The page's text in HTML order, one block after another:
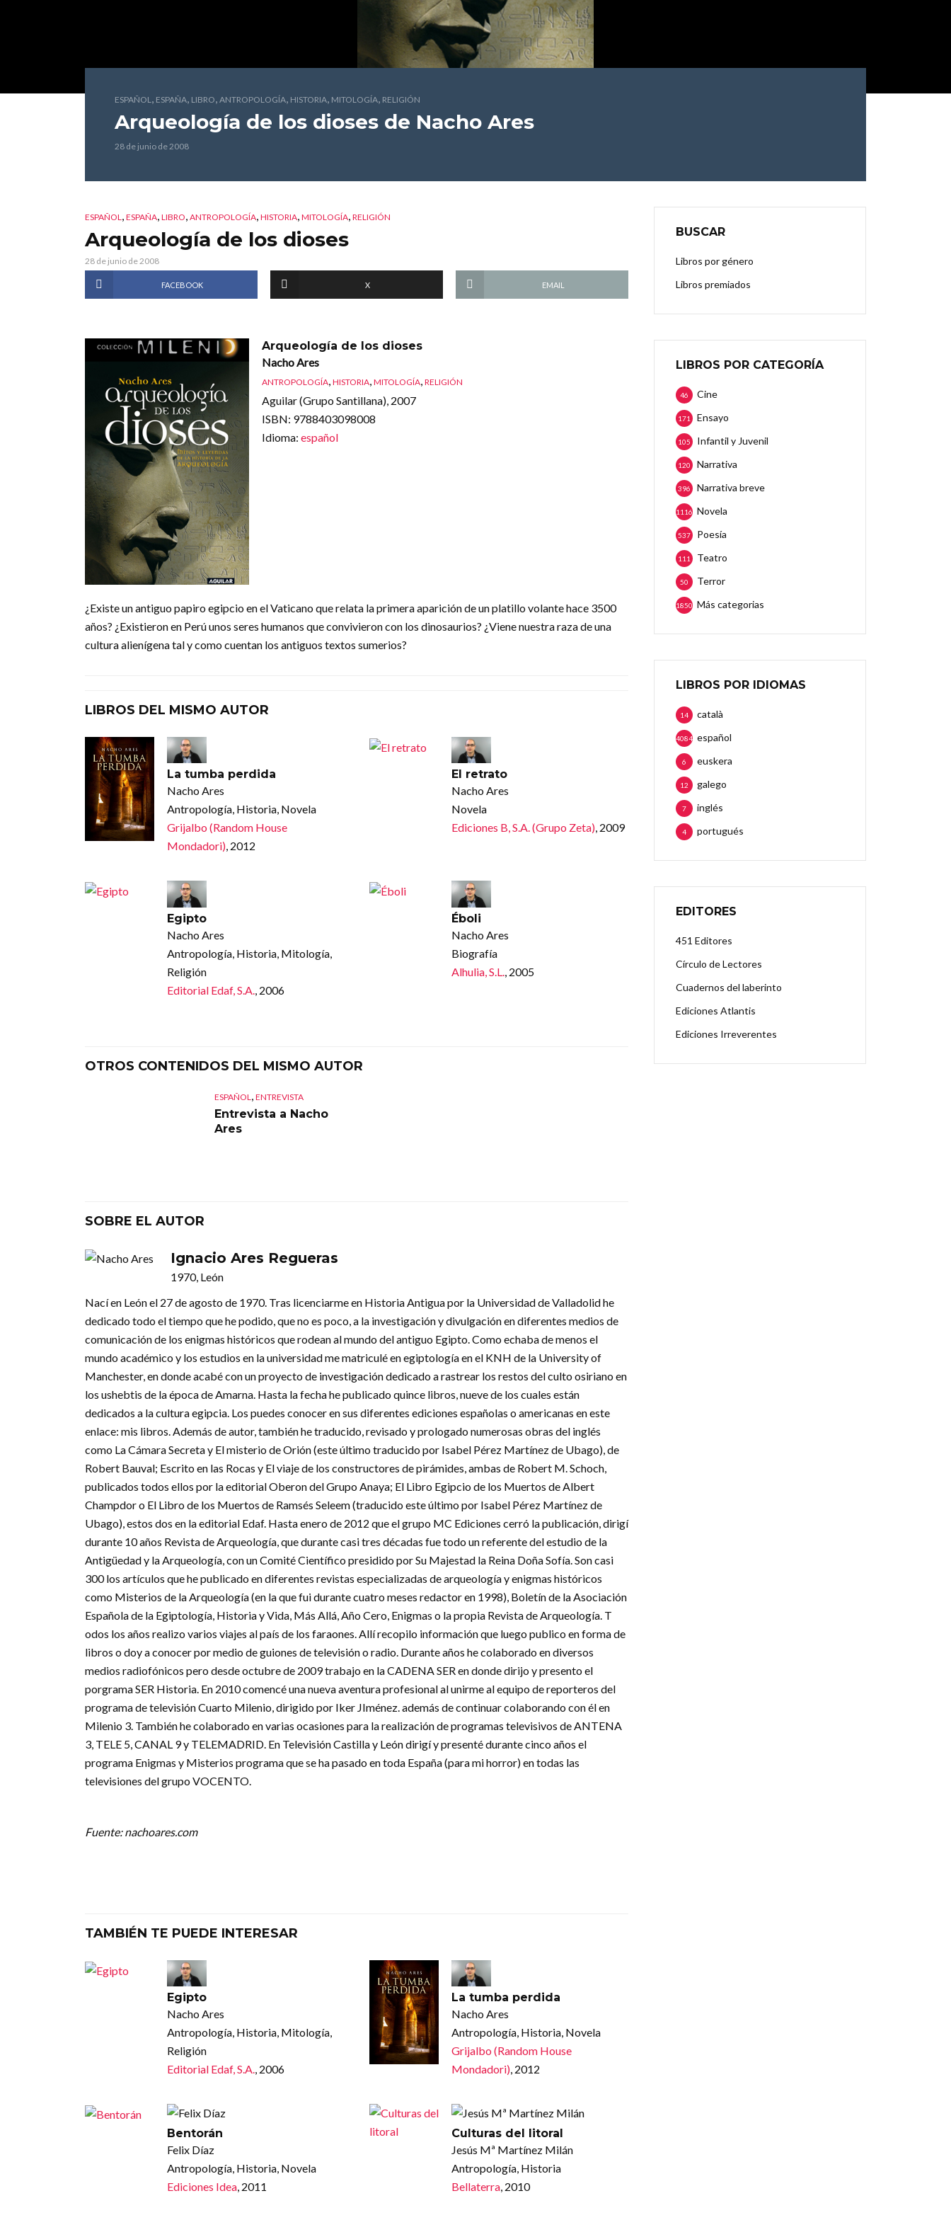
ESPAÑOL, ESPAÑA, LIBRO, ANTROPOLOGÍA, HISTORIA, MITOLOGÍA, RELIGIÓN
Arqueología de los dioses de Nacho Ares
28 de junio de 2008
ESPAÑOL, ESPAÑA, LIBRO, ANTROPOLOGÍA, HISTORIA, MITOLOGÍA, RELIGIÓN
Arqueología de los dioses
28 de junio de 2008
FACEBOOK X EMAIL
Arqueología de los dioses
Nacho Ares
ANTROPOLOGÍA, HISTORIA, MITOLOGÍA, RELIGIÓN
Aguilar (Grupo Santillana), 2007
ISBN: 9788403098008
Idioma: español
¿Existe un antiguo papiro egipcio en el Vaticano que relata la primera aparición de un platillo volante hace 3500
años? ¿Existieron en Perú unos seres humanos que convivieron con los dinosaurios? ¿Viene nuestra raza de una
cultura alienígena tal y como cuentan los antiguos textos sumerios?
LIBROS DEL MISMO AUTOR
La tumba perdida
Nacho Ares
Antropología, Historia, Novela
Grijalbo (Random House
Mondadori), 2012
El retrato
Nacho Ares
Novela
Ediciones B, S.A. (Grupo Zeta), 2009
Egipto
Nacho Ares
Antropología, Historia, Mitología,
Religión
Editorial Edaf, S.A. , 2006
Éboli
Nacho Ares
Biografía
Alhulia, S.L.
, 2005
OTROS CONTENIDOS DEL MISMO AUTOR
ESPAÑOL ENTREVISTA
Entrevista a Nacho
Ares
SOBRE EL AUTOR
Ignacio Ares Regueras
1970, León
Nací en León el 27 de agosto de 1970. Tras licenciarme en Historia Antigua por la Universidad de Valladolid he
dedicado todo el tiempo que he podido, que no es poco, a la investigación y divulgación en diferentes medios de
comunicación de los enigmas históricos que rodean al mundo del antiguo Egipto. Como echaba de menos el
mundo académico y los estudios en la universidad me matriculé en egiptología en el KNH de la University of
Manchester, en donde acabé con un proyecto de investigación dedicado a rastrear los restos del culto osiriano en
los ushebtis de la época de Amarna. Hasta la fecha he publicado quince libros, nueve de los cuales están
dedicados a la cultura egipcia. Los puedes conocer en sus diferentes ediciones españolas o americanas en este
enlace: mis libros. Además de autor, también he traducido, revisado y prologado numerosas obras del inglés
como La Cámara Secreta y El misterio de Orión (este último traducido por Isabel Pérez Martínez de Ubago), de
Robert Bauval; Escrito en las Rocas y El viaje de los constructores de pirámides, ambas de Robert M. Schoch,
publicados todos ellos por la editorial Oberon del Grupo Anaya; El Libro Egipcio de los Muertos de Albert
Champdor o El Libro de los Muertos de Ramsés Seleem (traducido este último por Isabel Pérez Martínez de
Ubago), estos dos en la editorial Edaf. Hasta enero de 2012 que el grupo MC Ediciones cerró la publicación, dirigí
durante 10 años Revista de Arqueología, que durante casi tres décadas fue todo un referente del estudio de la
Antigüedad y la Arqueología, con un Comité Científico presidido por Su Majestad la Reina Doña Sofía. Son casi
300 los artículos que he publicado en diferentes revistas especializadas de arqueología y enigmas históricos
como Misterios de la Arqueología (en la que fui durante cuatro meses redactor en 1998), Boletín de la Asociación
Española de la Egiptología, Historia y Vida, Más Allá, Año Cero, Enigmas o la propia Revista de Arqueología. T
odos los años realizo varios viajes al país de los faraones. Allí recopilo información que luego publico en forma de
libros o doy a conocer por medio de guiones de televisión o radio. Durante años he colaborado en diversos
medios radiofónicos pero desde octubre de 2009 trabajo en la CADENA SER en donde dirijo y presento el
porgrama SER Historia. En 2010 comencé una nueva aventura profesional al unirme al equipo de reporteros del
programa de televisión Cuarto Milenio, dirigido por Iker JIménez. además de continuar colaborando con él en
Milenio 3. También he colaborado en varias ocasiones para la realización de programas televisivos de ANTENA
3, TELE 5, CANAL 9 y TELEMADRID. En Televisión Castilla y León dirigí y presenté durante cinco años el
programa Enigmas y Misterios programa que se ha pasado en toda España (para mi horror) en todas las
televisiones del grupo VOCENTO.
Fuente: nachoares.com
TAMBIÉN TE PUEDE INTERESAR
Egipto
Nacho Ares
Antropología, Historia, Mitología,
Religión
Editorial Edaf, S.A., 2006
La tumba perdida
Nacho Ares
Antropología, Historia, Novela
Grijalbo (Random House
Mondadori), 2012
Bentorán
Felix Díaz
Antropología, Historia, Novela
Ediciones Idea, 2011
Culturas del litoral
Jesús Mª Martínez Milán
Antropología, Historia
Bellaterra, 2010
BUSCAR
Libros por género
Libros premiados
LIBROS POR CATEGORÍA
Cine
46
Ensayo
171
Infantil y Juvenil
105
Narrativa
120
Narrativa breve
396
Novela
1116
Poesía
537
Teatro
111
Terror
50
Más categorias
1850
LIBROS POR IDIOMAS
català
14
español
4084
euskera
6
galego
12
inglés
7
portugués
4
EDITORES
451 Editores
Círculo de Lectores
Cuadernos del laberinto
Ediciones Atlantis
Ediciones Irreverentes